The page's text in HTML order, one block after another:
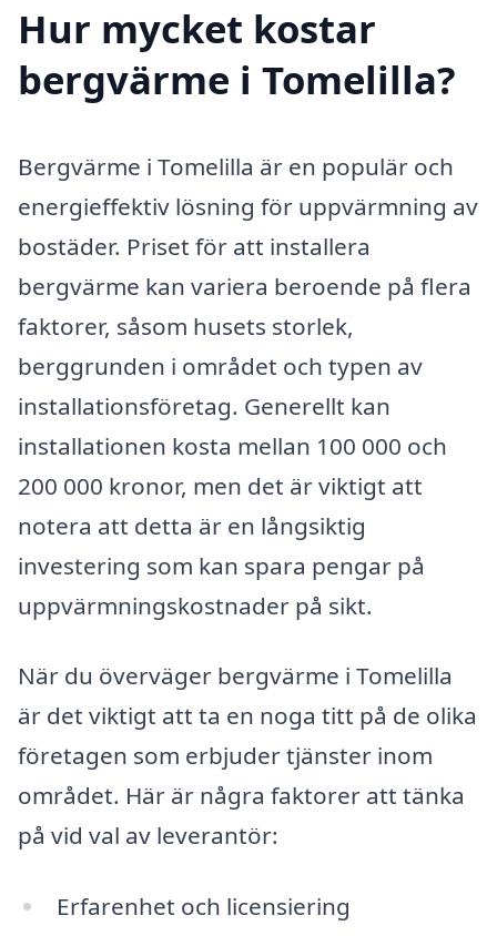
Hur mycket kostar
bergvärme i Tomelilla?
Bergvärme i Tomelilla är en populär och
energieffektiv lösning för uppvärmning av
bostäder. Priset för att installera
bergvärme kan variera beroende på flera
faktorer, såsom husets storlek,
berggrunden i området och typen av
installationsföretag. Generellt kan
installationen kosta mellan 100 000 och
200 000 kronor, men det är viktigt att
notera att detta är en långsiktig
investering som kan spara pengar på
uppvärmningskostnader på sikt.
När du överväger bergvärme i Tomelilla
är det viktigt att ta en noga titt på de olika
företagen som erbjuder tjänster inom
området. Här är några faktorer att tänka
på vid val av leverantör:
Erfarenhet och licensiering